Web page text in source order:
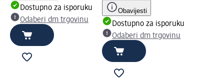
Dostupno za isporuku
Odaberi dm trgovinu
Obavijesti
Dostupno za isporuku
Odaberi dm trgovinu